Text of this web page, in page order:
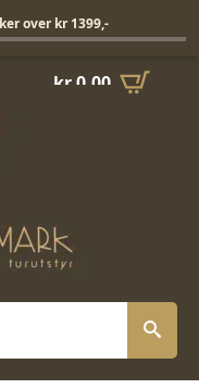
kr0,00
over kr 1399,-